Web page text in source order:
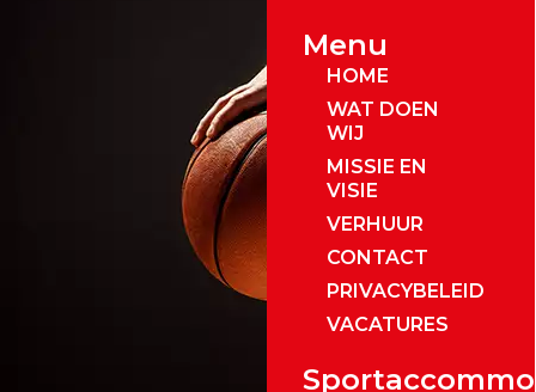
Menu
HOME
WAT DOEN
WIJ
MISSIE EN
VISIE
VERHUUR
CONTACT
PRIVACYBELEID
VACATURES